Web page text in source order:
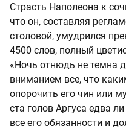
Страсть Наполеона к
что он, составляя
столовой, умудрился
4500 слов, полный
«Ночь отнюдь не темна
вниманием все, что
опорочить его чин или
ста голов Аргуса едва
все его обязанности и